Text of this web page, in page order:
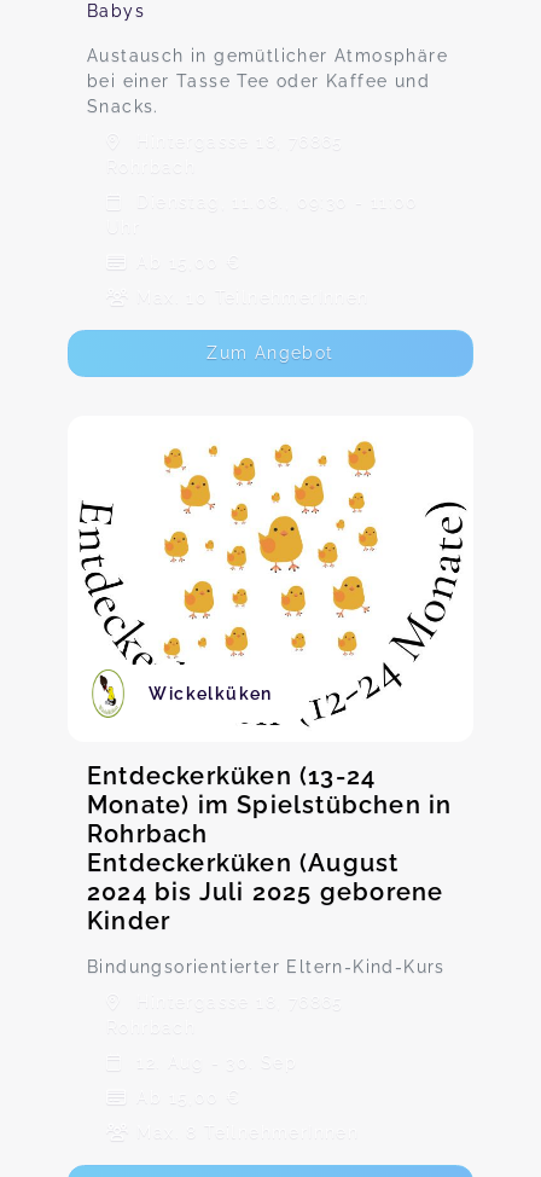
Babys
Austausch in gemütlicher Atmosphäre
bei einer Tasse Tee oder Kaffee und
Snacks.
Hintergasse 18, 76865
Rohrbach
Dienstag, 11.08., 09:30 - 11:00
Ab 15,00 €
Max. 10 TeilnehmerInnen
Zum Angebot
Wickelküken
Entdeckerküken (13-24
Monate) im Spielstübchen in
Rohrbach
Entdeckerküken (August
2024 bis Juli 2025 geborene
Kinder
Bindungsorientierter Eltern-Kind-Kurs
Hintergasse 18, 76865
Rohrbach
12. Aug - 30. Sep
Ab 15,00 €
Max. 8 TeilnehmerInnen